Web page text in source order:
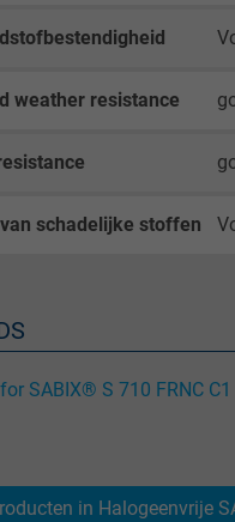
Expire
weather resistance
schadelijke stoffen
SABIX® S 710 FRNC C1
in Halogeenvrije